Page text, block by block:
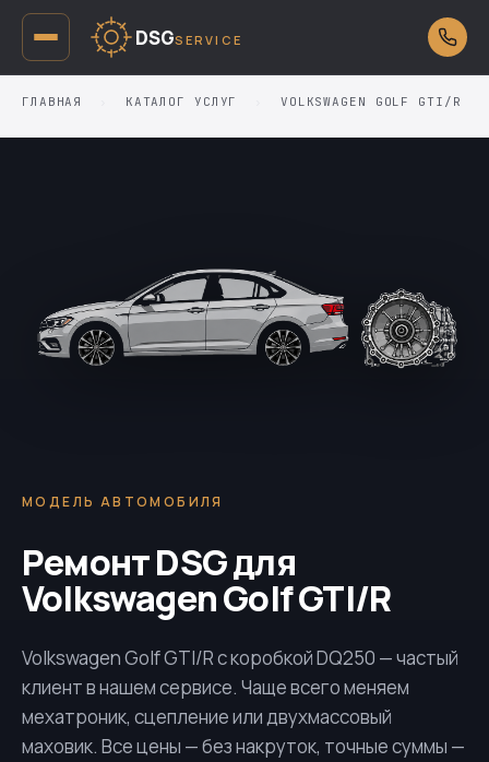
DSGSERVICE
ГЛАВНАЯ КАТАЛОГ УСЛУГ VOLKSWAGEN GOLF GTI/R
МОДЕЛЬ АВТОМОБИЛЯ
Ремонт DSG для
Volkswagen Golf GTI/R
Volkswagen Golf GTI/R с коробкойDQ250 — частый
клиент в нашем сервисе. Чаще всего меняем
мехатроник, сцепление или двухмассовый
маховик. Все цены — без накруток, точные суммы —